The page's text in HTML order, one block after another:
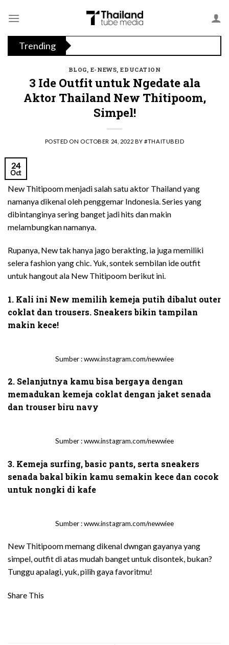
Trending
BLOG, E-NEWS,EDUCATION
3 Ide Outfit untuk Ngedate ala
Aktor Thailand New Thitipoom,
Simpel!
POSTED ON OCTOBER 24, 2022 BY#THAITUBEID
24
Oct
New Thitipoom menjadi salah satu aktor Thailand yang
namanya dikenal oleh penggemar Indonesia. Series yang
dibintanginya sering banget jadi hits dan makin
melambungkan namanya.
Rupanya, New tak hanya jago berakting, ia juga memiliki
selera fashion yang chic. Yuk, sontek sembilan ide outfit
untuk hangout ala New Thitipoom berikut ini.
1. Kali ini New memilih kemeja putih dibalut outer
coklat dan trousers. Sneakers bikin tampilan
makin kece!
Sumber : www.instagram.com/newwiee
2. Selanjutnya kamu bisa bergaya dengan
memadukan kemeja coklat dengan jaket senada
dan trouser biru navy
Sumber : www.instagram.com/newwiee
3. Kemeja surfing, basic pants, serta sneakers
senada bakal bikin kamu semakin kece dan cocok
untuk nongki di kafe
Sumber : www.instagram.com/newwiee
New Thitipoom memang dikenal dwngan gayanya yang
simpel, outfit di atas mudah banget untuk disontek, bukan?
Tunggu apalagi, yuk, pilih gaya favoritmu!
Share This